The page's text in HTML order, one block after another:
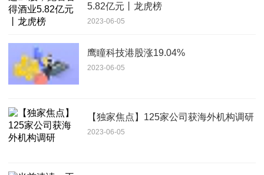
5.82亿元丨龙虎榜
2023-06-05
鹰瞳科技港股涨19.04%
2023-06-05
【独家焦点】125家公司获海外机构调研
2023-06-05